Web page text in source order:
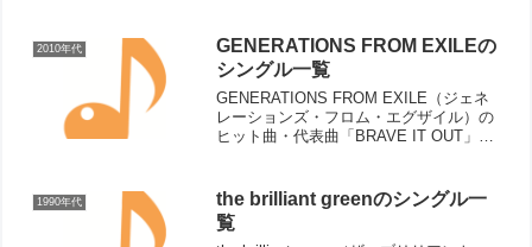
しこも駐車場」「若者...
2010年代
GENERATIONS FROM EXILEの
シングル一覧
GENERATIONS FROM EXILE（ジェネ
レーションズ・フロム・エグザイル）の
ヒット曲・代表曲「BRAVE IT OUT」
1990年代
the brilliant greenのシングル一
覧